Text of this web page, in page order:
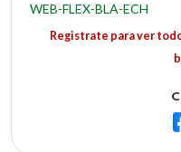
WEB-FLEX-BLA-ECH
Registrate para ver